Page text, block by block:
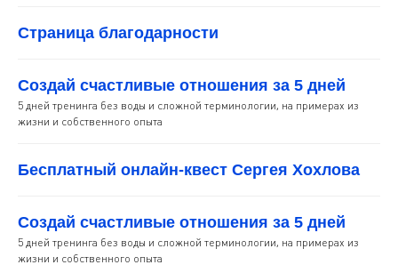
Страница благодарности
Создай счастливые отношения за 5 дней
5 дней тренинга без воды и сложной терминологии, на примерах из
жизни и собственного опыта
Бесплатный онлайн-квест Сергея Хохлова
Создай счастливые отношения за 5 дней
5 дней тренинга без воды и сложной терминологии, на примерах из
жизни и собственного опыта